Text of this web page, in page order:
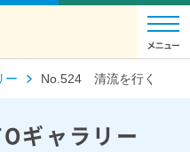
ー No.524 清流を行く
ギャラリー